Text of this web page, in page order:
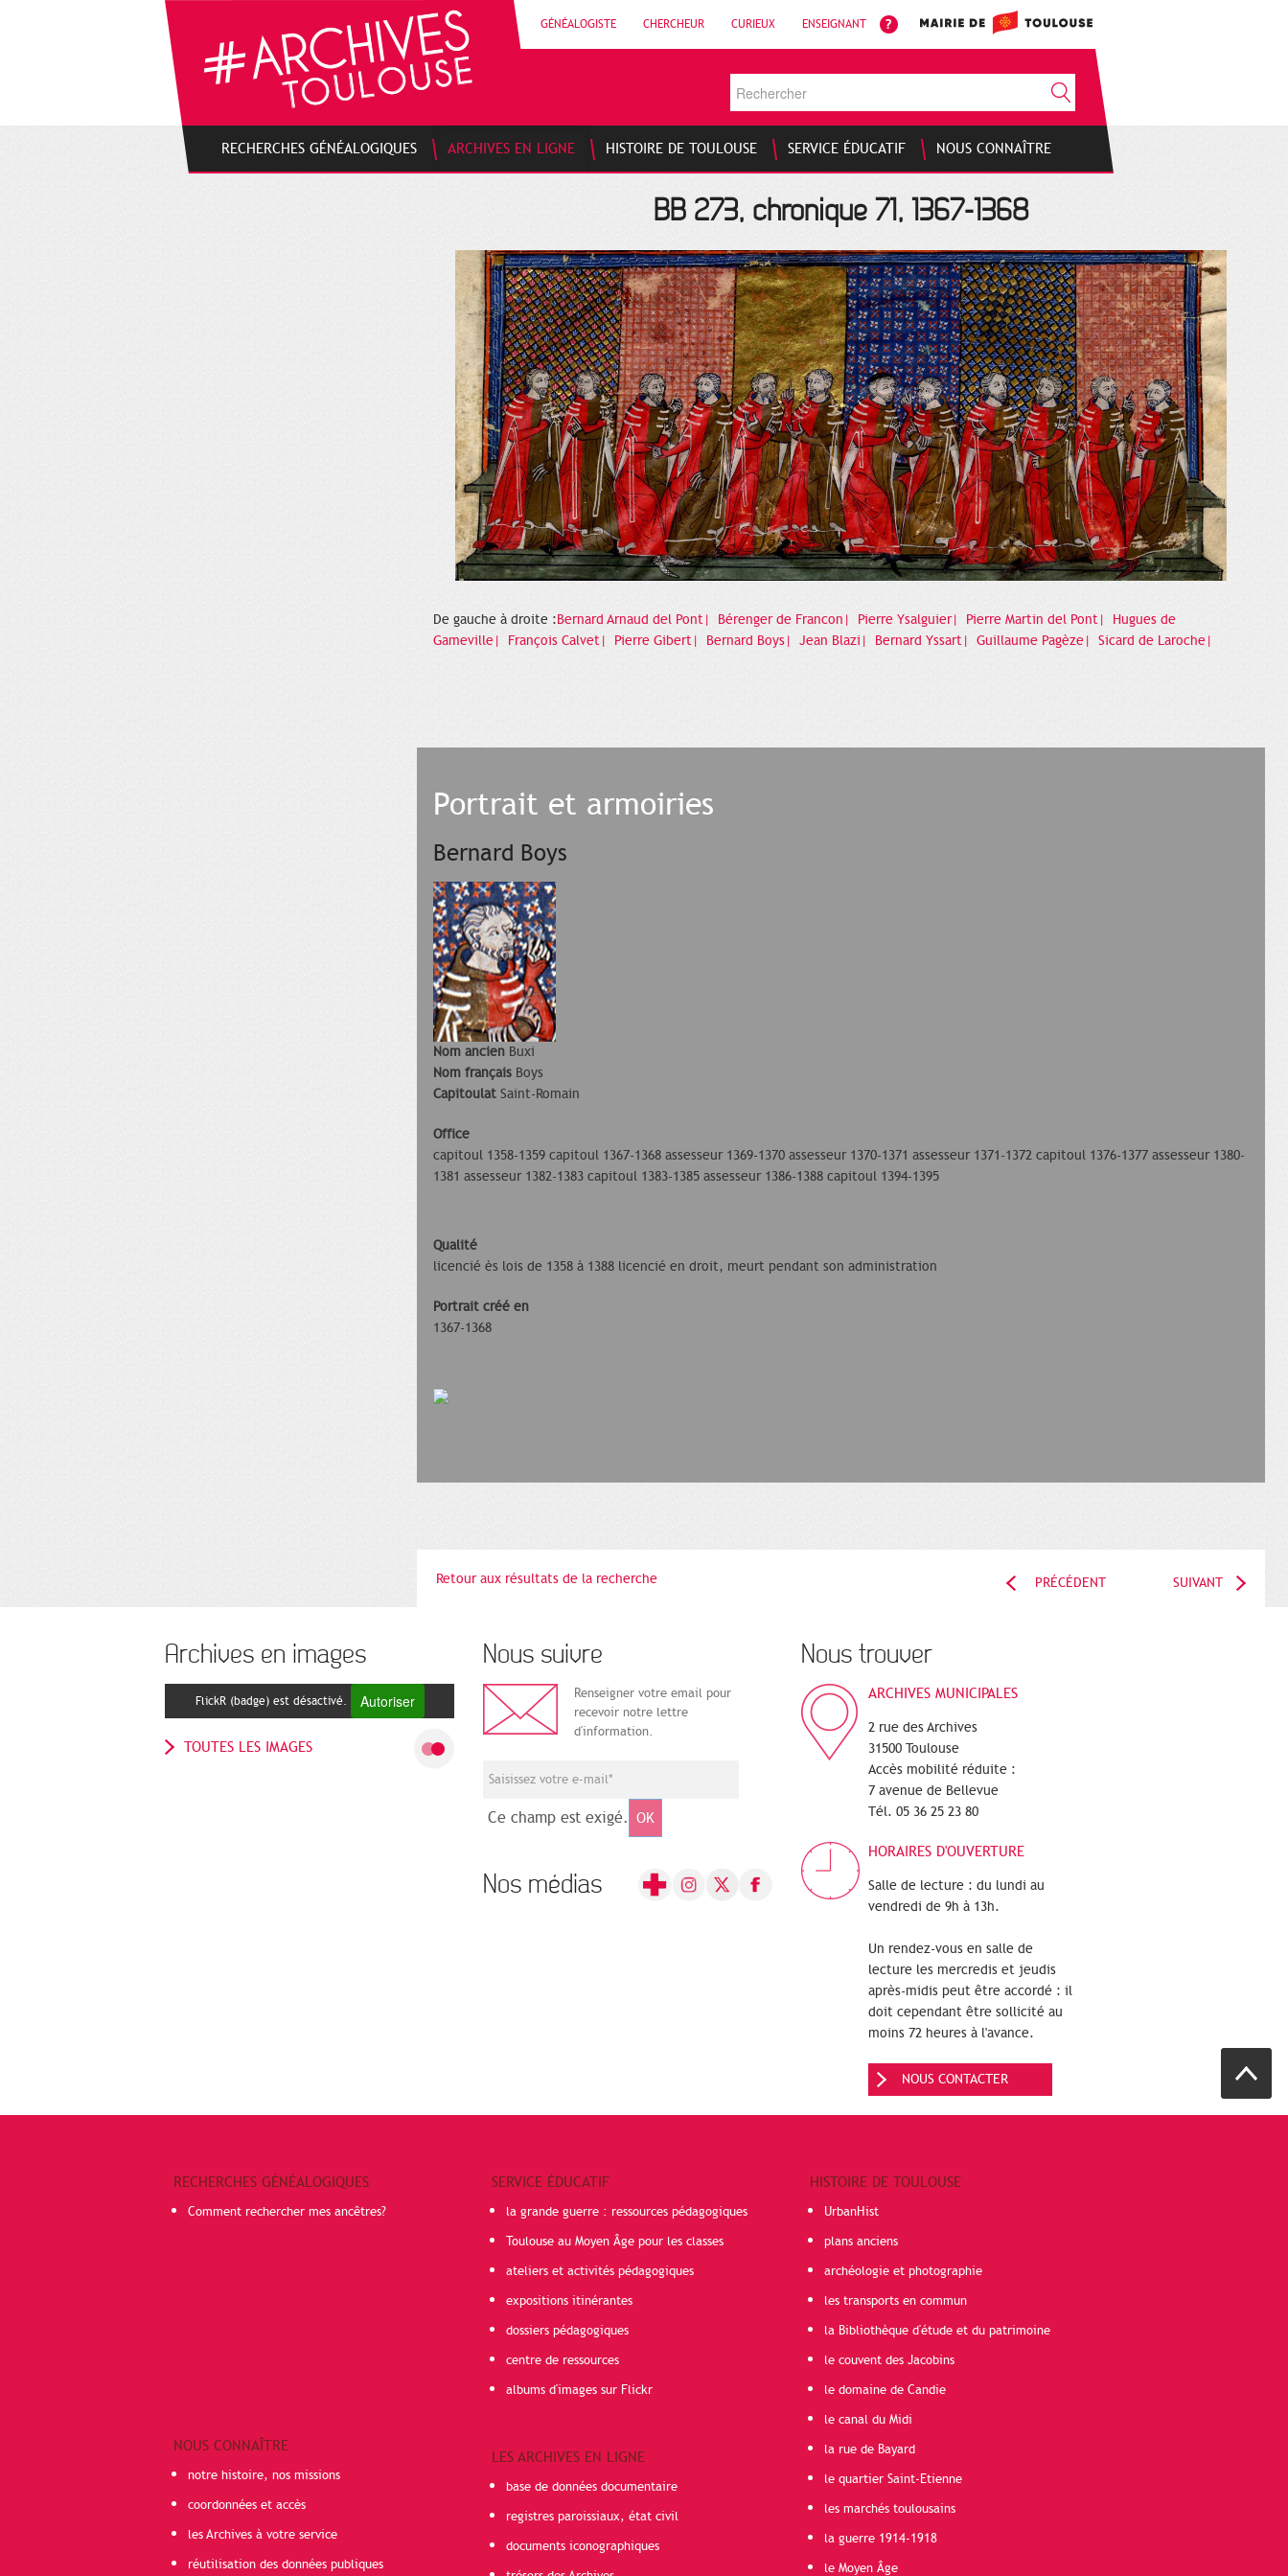
GÉNÉALOGISTE CHERCHEUR CURIEUX ENSEIGNANT
RECHERCHES GÉNÉALOGIQUES ARCHIVES EN LIGNE HISTOIRE DE TOULOUSE SERVICE ÉDUCATIF NOUS CONNAÎTRE
BB 273, chronique 71, 1367-1368
De gauche à droite :Bernard Arnaud del Pont| Bérenger de Francon| Pierre Ysalguier| Pierre Martin del Pont|
Hugues de
Gameville|
François Calvet| Pierre Gibert| Bernard Boys| Jean Blazi| Bernard Yssart| Guillaume Pagèze| Sicard de Laroche|
Portrait et armoiries
Bernard Boys
Nom ancien Buxi
Nom français Boys
CapitoulatSaint-Romain
Office
capitoul 1358-1359 capitoul 1367-1368 assesseur 1369-1370 assesseur 1370-1371 assesseur 1371-1372 capitoul 1376-1377 assesseur 1380-
1381 assesseur 1382-1383 capitoul 1383-1385 assesseur 1386-1388 capitoul 1394-1395
Qualité
licencié ès lois de 1358 à 1388 licencié en droit, meurt pendant son administration
Portrait créé en
1367-1368
Retour aux résultats de la recherche PRÉCÉDENT SUIVANT
Archives en images
FlickR (badge) est désactivé. Autoriser
TOUTES LES IMAGES
Nous suivre
Renseigner votre email pour
recevoir notre lettre
d'information.
Ce champ est exigé. OK
Nos médias
Nous trouver
ARCHIVES MUNICIPALES
2 rue des Archives
31500 Toulouse
Accès mobilité réduite :
7 avenue de Bellevue
Tél. 05 36 25 23 80
HORAIRES D'OUVERTURE
Salle de lecture : du lundi au
vendredi de 9h à 13h.
Un rendez-vous en salle de
lecture les mercredis et jeudis
après-midis peut être accordé : il
doit cependant être sollicité au
moins 72 heures à l'avance.
NOUS CONTACTER
RECHERCHES GÉNÉALOGIQUES
Comment rechercher mes ancêtres?
NOUS CONNAÎTRE
notre histoire, nos missions
coordonnées et accès
les Archives à votre service
réutilisation des données publiques
SERVICE ÉDUCATIF
la grande guerre : ressources pédagogiques
Toulouse au Moyen Âge pour les classes
ateliers et activités pédagogiques
expositions itinérantes
dossiers pédagogiques
centre de ressources
albums d'images sur Flickr
LES ARCHIVES EN LIGNE
base de données documentaire
registres paroissiaux, état civil
documents iconographiques
HISTOIRE DE TOULOUSE
UrbanHist
plans anciens
archéologie et photographie
les transports en commun
la Bibliothèque d'étude et du patrimoine
le couvent des Jacobins
le domaine de Candie
le canal du Midi
la rue de Bayard
le quartier Saint-Etienne
les marchés toulousains
la guerre 1914-1918
le Moyen Âge
Gestion de vos préférences sur les cookies